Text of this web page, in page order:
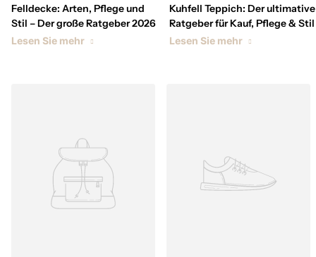
Felldecke: Arten, Pflege und
Stil – Der große Ratgeber 2026
Lesen Sie mehr
Kuhfell Teppich: Der ultimative
Ratgeber für Kauf, Pflege & Stil
Lesen Sie mehr